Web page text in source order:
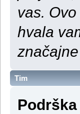
vas.
hvala
Tim